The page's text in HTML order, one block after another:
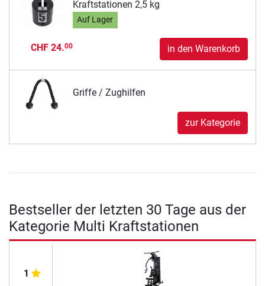
Kraftstationen 2,5 kg
Auf Lager
CHF 24.00 in den Warenkorb
Griffe / Zughilfen
zur Kategorie
Bestseller der letzten 30 Tage aus der
Kategorie Multi Kraftstationen
1